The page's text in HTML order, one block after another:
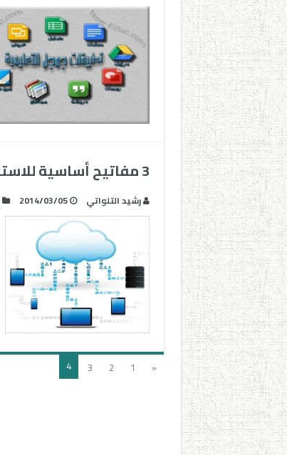
3 مفاتيح أساسية للاستفادة من بيود BYOD في المدارس
رشيد التلواتي 2014/03/05
«
1
2
3
4